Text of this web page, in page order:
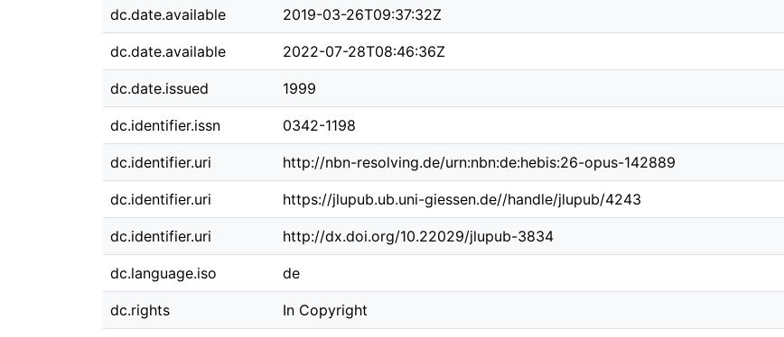
dc.date.available 2019-03-26T09:37:32Z
dc.date.available 2022-07-28T08:46:36Z
dc.date.issued 1999
dc.identifier.issn 0342-1198
dc.identifier.uri http://nbn-resolving.de/urn:nbn:de:hebis:26-opus-142889
dc.identifier.uri https://jlupub.ub.uni-giessen.de//handle/jlupub/4243
dc.identifier.uri http://dx.doi.org/10.22029/jlupub-3834
dc.language.iso de
dc.rights In Copyright